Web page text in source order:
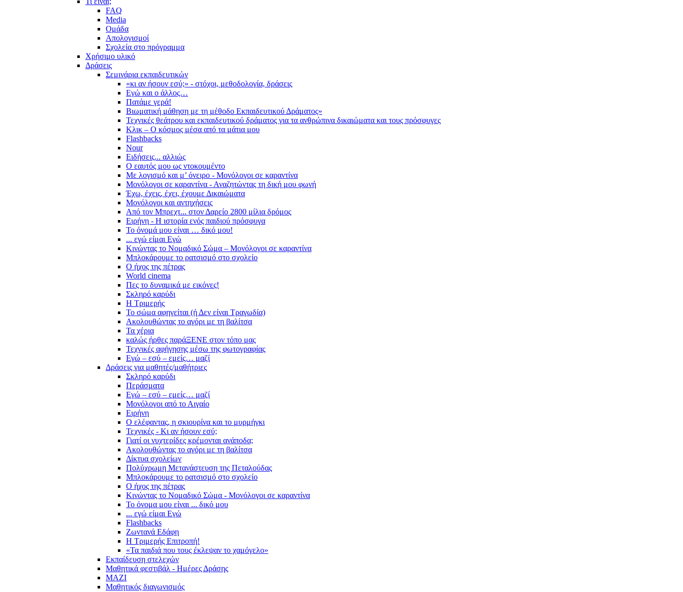
FAQ
Media
Ομάδα
Απολογισμοί
Σχολεία στο πρόγραμμα
Χρήσιμο υλικό
Δράσεις
Σεμινάρια εκπαιδευτικών
«κι αν ήσουν εσύ;» - στόχοι, μεθοδολογία, δράσεις
Εγώ και ο άλλος…
Πατάμε γερά!
Βιωματική μάθηση με τη μέθοδο Εκπαιδευτικού Δράματος»
Τεχνικές θεάτρου και εκπαιδευτικού δράματος για τα ανθρώπινα δικαιώματα και τους πρόσφυγες
Κλικ – Ο κόσμος μέσα από τα μάτια μου
Flashbacks
Nour
Ειδήσεις... αλλιώς
Ο εαυτός μου ως ντοκουμέντο
Με λογισμό και μ’ όνειρο - Μονόλογοι σε καραντίνα
Μονόλογοι σε καραντίνα - Αναζητώντας τη δική μου φωνή
Έχω, έχεις, έχει, έχουμε Δικαιώματα
Μονόλογοι και αντηχήσεις
Από τον Μπρεχτ... στον Δαρείο 2800 μίλια δρόμος
Ειρήνη - Η ιστορία ενός παιδιού πρόσφυγα
Το όνομά μου είναι … δικό μου!
... εγώ είμαι Εγώ
Κινώντας το Νομαδικό Σώμα – Μονόλογοι σε καραντίνα
Μπλοκάρουμε το ρατσισμό στο σχολείο
Ο ήχος της πέτρας
World cinema
Πες το δυναμικά με εικόνες!
Σκληρό καρύδι
Η Τριμερής
Το σώμα αφηγείται (ή Δεν είναι Τραγωδία)
Ακολουθώντας το αγόρι με τη βαλίτσα
Τα χέρια
καλώς ήρθες παράΞΕΝΕ στον τόπο μας
Τεχνικές αφήγησης μέσω της φωτογραφίας
Εγώ – εσύ – εμείς… μαζί
Δράσεις για μαθητές/μαθήτριες
Σκληρό καρύδι
Περάσματα
Εγώ – εσύ – εμείς… μαζί
Μονόλογοι από το Αιγαίο
Ειρήνη
Ο ελέφαντας, η σκιουρίνα και το μυρμήγκι
Τεχνικές - Κι αν ήσουν εσύ;
Γιατί οι νυχτερίδες κρέμονται ανάποδα;
Ακολουθώντας το αγόρι με τη βαλίτσα
Δίκτυα σχολείων
Πολύχρωμη Μετανάστευση της Πεταλούδας
Μπλοκάρουμε το ρατσισμό στο σχολείο
Ο ήχος της πέτρας
Κινώντας το Νομαδικό Σώμα - Μονόλογοι σε καραντίνα
Το όνομα μου είναι ... δικό μου
... εγώ είμαι Εγώ
Flashbacks
Ζωντανά Εδάφη
Η Τριμερής Επιτροπή!
«Τα παιδιά που τους έκλεψαν το χαμόγελο»
Εκπαίδευση στελεχών
Μαθητικά φεστιβάλ - Ημέρες Δράσης
ΜΑΖΙ
Μαθητικός διαγωνισμός